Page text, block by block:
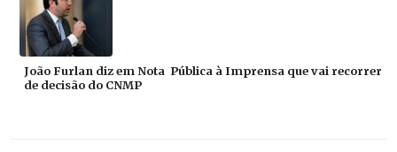
João Furlan diz em Nota Pública à Imprensa que vai recorrer
de decisão do CNMP